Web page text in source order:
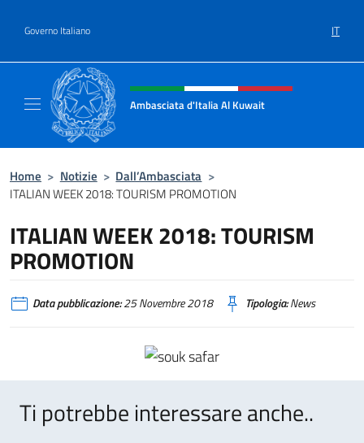
Governo Italiano IT
Intestazione sito, social e menù
Ambasciata d'Italia Al Kuwait
Home > Notizie > Dall’Ambasciata >
ITALIAN WEEK 2018: TOURISM PROMOTION
ITALIAN WEEK 2018: TOURISM
PROMOTION
Data pubblicazione:25 Novembre 2018 Tipologia:News
Ti potrebbe interessare anche..